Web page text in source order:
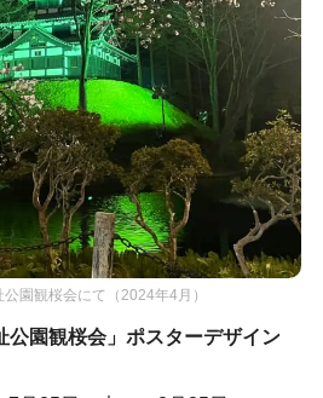
園観桜会にて（2024年4月）
公園観桜会」ポスターデザイン